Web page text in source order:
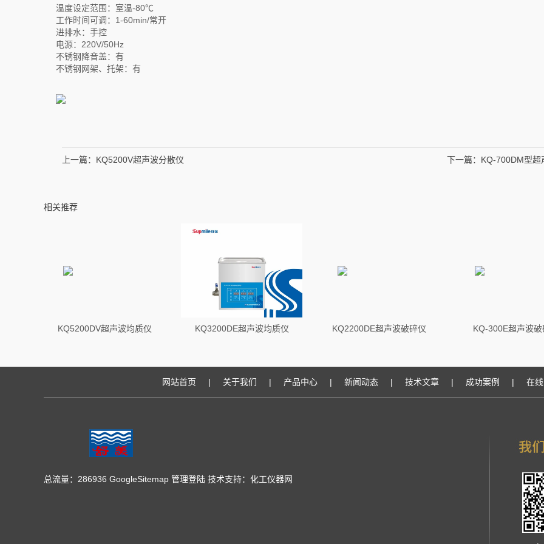
温度设定范围：室温-80℃
工作时间可调：1-60min/常开
进排水：手控
电源：220V/50Hz
不锈钢降音盖：有
不锈钢网架、托架：有
上一篇： KQ5200V超声波分散仪 下一篇： KQ-700DM型超
相关推荐
KQ5200DV超声波均质仪 KQ3200DE超声波均质仪 KQ2200DE超声波破碎仪 KQ-300E超声波破
网站首页 | 关于我们 | 产品中心 | 新闻动态 | 技术文章 | 成功案例 | 在
总流量：286936 GoogleSitemap 管理登陆 技术支持： 化工仪器网